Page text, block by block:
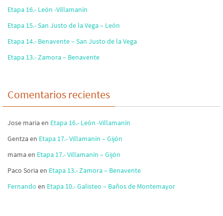
Etapa 16.- León -Villamanín
Etapa 15.- San Justo de la Vega – León
Etapa 14.- Benavente – San Justo de la Vega
Etapa 13.- Zamora – Benavente
Comentarios recientes
Jose mariaen Etapa 16.- León -Villamanín
Gentzaen Etapa 17.- Villamanín – Gijón
mamaen Etapa 17.- Villamanín – Gijón
Paco Soriaen Etapa 13.- Zamora – Benavente
Fernando en Etapa 10.- Galisteo – Baños de Montemayor